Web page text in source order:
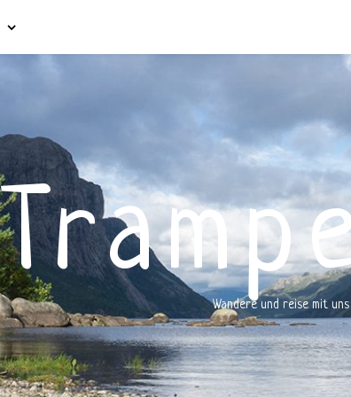
Wandere und reise mit